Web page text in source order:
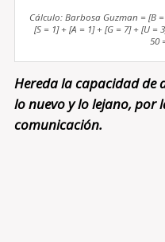
Cálculo: Barbosa Guzman = [B
[S = 1] + [A = 1] + [G = 7] + [U =
50
Hereda la capacidad
lo nuevo y lo lejano, por
comunicación.